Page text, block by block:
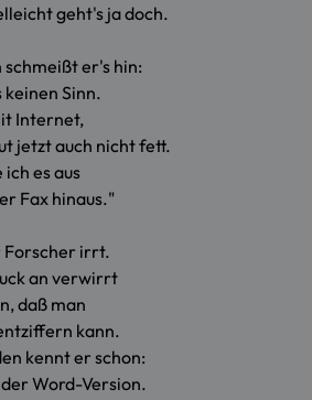
geht's ja doch.
schmeißt er's hin:
Sinn.
Internet,
jetzt auch nicht fett.
es aus
Fax hinaus."
Forscher irrt.
an verwirrt
daß man
kann.
kennt er schon:
Word-Version.